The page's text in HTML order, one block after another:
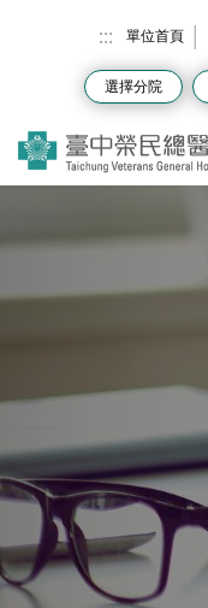
:::
單位首頁
選擇分院